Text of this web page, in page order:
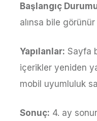
Başlangıç
alınsa bile
Yapılanlar: Sayfa
içerikler yeniden
mobil uyumluluk
Sonuç: 4. ay